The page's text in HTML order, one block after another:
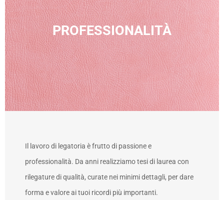
PROFESSIONALITÀ
Il lavoro di legatoria è frutto di passione e
professionalità. Da anni realizziamo tesi di laurea con
rilegature di qualità, curate nei minimi dettagli, per dare
forma e valore ai tuoi ricordi più importanti.